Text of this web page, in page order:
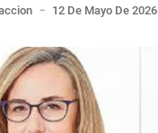
— 12 De Mayo De 2026